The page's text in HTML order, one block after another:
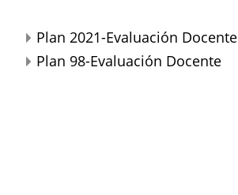
Plan 2021-Evaluación Docente
Plan 98-Evaluación Docente